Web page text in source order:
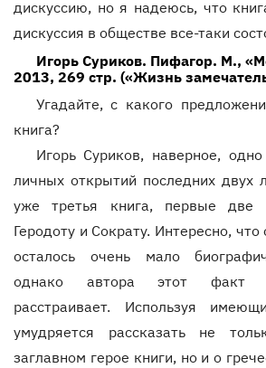
дискуссию, но я надеюсь, что
дискуссия в обществе все-таки
Игорь Суриков. Пифагор. М.,
2013, 269 стр. («Жизнь
Угадайте, с какого
книга?
Игорь Суриков, наверное,
личных открытий последних двух
уже третья книга, первые две
Геродоту и Сократу. Интересно, что
осталось очень мало
однако автора этот факт
расстраивает. Используя
умудряется рассказать не
заглавном герое книги, но и о